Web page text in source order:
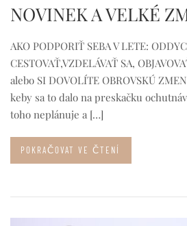
NOVINEK A VELKÉ
AKO PODPORIŤ SEBA V LETE:
CESTOVAŤ,VZDELÁVAŤ SA,
alebo SI DOVOLÍTE OBROVSKÚ
keby sa to dalo na preskačku
toho neplánuje a […]
POKRAČOVAT VE ČTENÍ